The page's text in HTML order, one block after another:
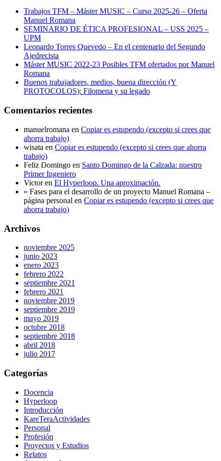
Trabajos TFM – Máster MUSIC – Curso 2025-26 – Oferta
Manuel Romana
SEMINARIO DE ÉTICA PROFESIONAL – USS 2025 –
UPM
Leonardo Torres Quevedo – En el centenario del Segundo
Ajedrecista
Máster MUSIC 2022-23 Posibles TFM ofertados por Manuel
Romana
Buenos trabajadores, medios, buena dirección (Y
PROTOCOLOS): Filomena y su legado
Comentarios recientes
manuelromana en Copiar es estupendo (excepto si crees que
ahorra trabajo)
wisata en Copiar es estupendo (excepto si crees que ahorra
trabajo)
Feliz Domingo en Santo Domingo de la Calzada: nuestro
Primer Ingeniero
Victoren El Hyperloop. Una aproximación.
» Fases para el desarrollo de un proyecto Manuel Romana –
página personal en Copiar es estupendo (excepto si crees que
ahorra trabajo)
Archivos
noviembre 2025
junio 2023
enero 2023
febrero 2022
septiembre 2021
febrero 2021
noviembre 2019
septiembre 2019
mayo 2019
octubre 2018
septiembre 2018
abril 2018
julio 2017
Categorías
Docencia
Hyperloop
Introducción
KareTeraActividades
Personal
Profesión
Proyectos y Estudios
Relatos